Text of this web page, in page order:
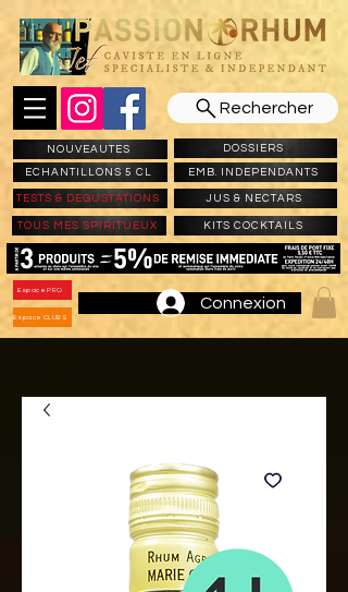
Rechercher
NOUVEAUTES
ECHANTILLONS 5 CL
DOSSIERS
EMB. INDEPENDANTS
TESTS & DEGUSTATIONS JUS & NECTARS
TOUS MES SPIRITUEUX KITS COCKTAILS
Espace PRO
Espace CLUBS
Connexion